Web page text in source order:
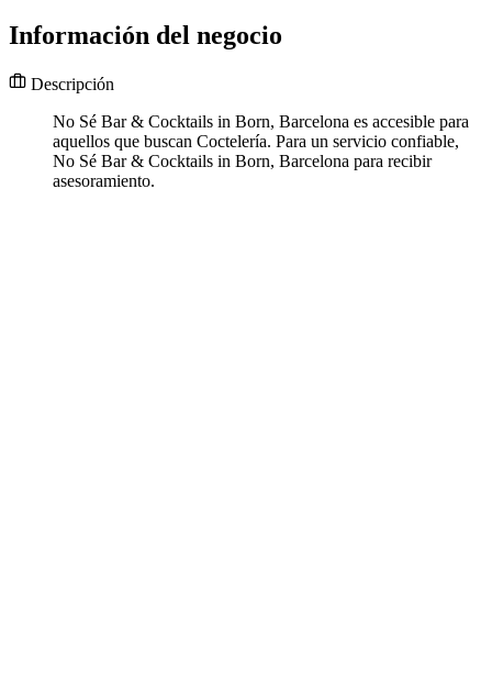
Información del negocio
Descripción
No Sé Bar & Cocktails in Born, Barcelona es accesible para
aquellos que buscan Coctelería. Para un servicio confiable,
No Sé Bar & Cocktails in Born, Barcelona para recibir
asesoramiento.